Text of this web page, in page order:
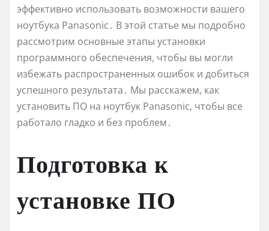
эффективно использовать возможности вашего
ноутбука Panasonic․ В этой статье мы подробно
рассмотрим основные этапы установки
программного обеспечения, чтобы вы могли
избежать распространенных ошибок и добиться
успешного результата․ Мы расскажем, как
установить ПО на ноутбук Panasonic, чтобы все
работало гладко и без проблем․
Подготовка к
установке ПО